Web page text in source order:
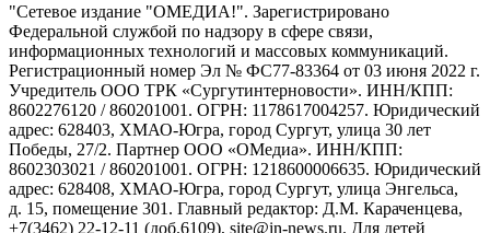
"Сетевое издание "ОМЕДИА!". Зарегистрировано
Федеральной службой по надзору в сфере связи,
информационных технологий и массовых коммуникаций.
Регистрационный номер Эл № ФС77-83364 от 03 июня 2022 г.
Учредитель ООО ТРК «Сургутинтерновости». ИНН/КПП:
8602276120 / 860201001. ОГРН: 1178617004257. Юридический
адрес: 628403, ХМАО-Югра, город Сургут, улица 30 лет
Победы, 27/2. Партнер ООО «ОМедиа». ИНН/КПП:
8602303021 / 860201001. ОГРН: 1218600006635. Юридический
адрес: 628408, ХМАО-Югра, город Сургут, улица Энгельса,
д. 15, помещение 301. Главный редактор: Д.М. Караченцева,
+7(3462) 22-12-11 (доб.6109), site@in-news.ru. Для детей